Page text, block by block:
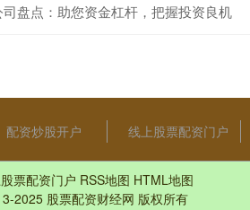
盘点：助您资金杠杆，把握投资良机
配资炒股开户 线上股票配资门户
票配资门户 RSS地图 HTML地图
2025 股票配资财经网 版权所有